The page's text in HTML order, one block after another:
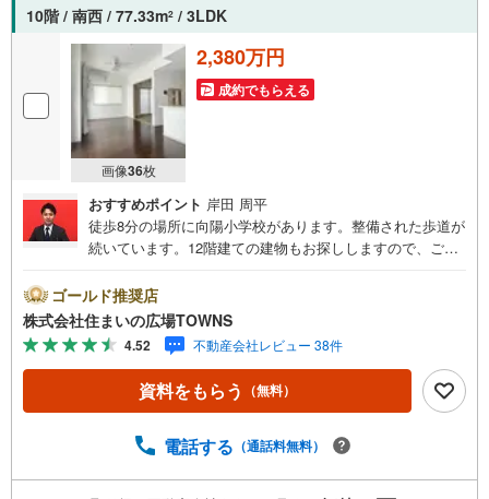
10階 / 南西 / 77.33m2 / 3LDK
画像36枚
2,380万円
成約でもらえる
おすすめポイント 岸田 周平
徒歩8分の場所に向陽小学校があります。整備された歩道が
続いています。12階建ての建物もお探ししますので、ご安
すことができます。子供がのびのび走り回れる3LDKの物件
はこちらです。風通しが良い住まいです。生活に必要な施
設が都市近郊なら近くにあるので快適生活ができます。
ゴールド推奨店
株式会社住まいの広場TOWNS
4.52 不動産会社レビュー 38件
資料をもらう （無料）
電話する （通話料無料）